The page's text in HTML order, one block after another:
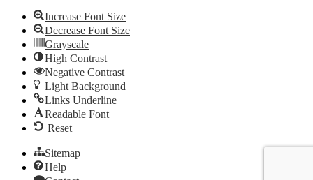
Increase Font Size
Decrease Font Size
Grayscale
High Contrast
Negative Contrast
Light Background
Links Underline
Readable Font
Reset
Sitemap
Help